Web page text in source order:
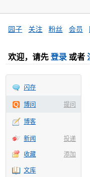
园子 关注 粉丝 会员
欢迎，请先登录 或者
闪存
提问
博问
博客
投递
新闻
添加
收藏
文库